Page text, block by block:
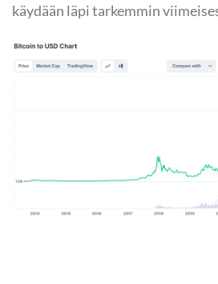
käydään läpi tarkemmin